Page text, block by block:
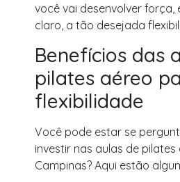
você vai desenvolver força,
claro, a tão desejada
Benefícios das
pilates aéreo
flexibilidade
Você pode estar se
investir nas aulas de pilates
Campinas? Aqui estão